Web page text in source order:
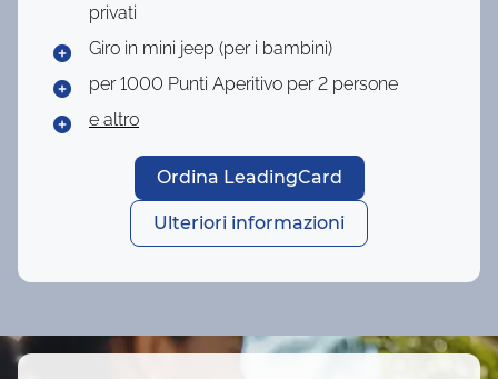
privati
Giro in mini jeep (per i bambini)
per 1000 Punti Aperitivo per 2 persone
e altro
Ordina LeadingCard
Ulteriori informazioni